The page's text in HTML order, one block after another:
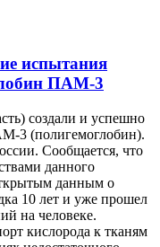
испытания
ПАМ-3
создали и успешно
3 (полигемоглобин).
Сообщается, что
данного
данным о
10 лет и уже прошел
на человеке.
кислорода к тканям